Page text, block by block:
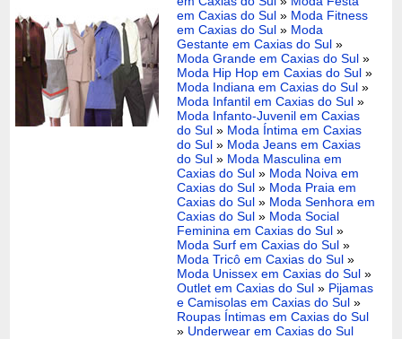
em Caxias do Sul » Moda Fitness
em Caxias do Sul » Moda
Gestante em Caxias do Sul »
Moda Grande em Caxias do Sul »
Moda Hip Hop em Caxias do Sul »
Moda Indiana em Caxias do Sul »
Moda Infantil em Caxias do Sul »
Moda Infanto-Juvenil em Caxias
do Sul » Moda Íntima em Caxias
do Sul » Moda Jeans em Caxias
do Sul » Moda Masculina em
Caxias do Sul » Moda Noiva em
Caxias do Sul » Moda Praia em
Caxias do Sul » Moda Senhora em
Caxias do Sul » Moda Social
Feminina em Caxias do Sul »
Moda Surf em Caxias do Sul »
Moda Tricô em Caxias do Sul »
Moda Unissex em Caxias do Sul »
Outlet em Caxias do Sul » Pijamas
e Camisolas em Caxias do Sul »
Roupas Íntimas em Caxias do Sul
» Underwear em Caxias do Sul